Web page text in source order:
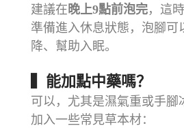
建議在晚上9點前泡完，這
準備進入休息狀態，泡腳可
降、幫助入眠。
▍能加點中藥嗎？
可以，尤其是濕氣重或手腳
加入一些常見草本材：